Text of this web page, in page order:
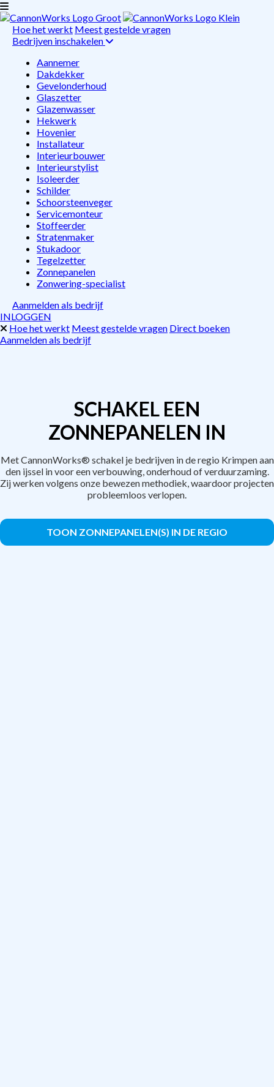
Hoe het werkt Meest gestelde vragen
Bedrijven inschakelen
Aannemer
Dakdekker
Gevelonderhoud
Glaszetter
Glazenwasser
Hekwerk
Hovenier
Installateur
Interieurbouwer
Interieurstylist
Isoleerder
Schilder
Schoorsteenveger
Servicemonteur
Stoffeerder
Stratenmaker
Stukadoor
Tegelzetter
Zonnepanelen
Zonwering-specialist
Aanmelden als bedrijf
INLOGGEN
Hoe het werkt Meest gestelde vragen Direct boeken
Aanmelden als bedrijf
SCHAKEL EEN
ZONNEPANELEN IN
Met CannonWorks® schakel je bedrijven in de regio Krimpen aan
den ijssel in voor een verbouwing, onderhoud of verduurzaming.
Zij werken volgens onze bewezen methodiek, waardoor projecten
probleemloos verlopen.
TOON ZONNEPANELEN(S) IN DE REGIO